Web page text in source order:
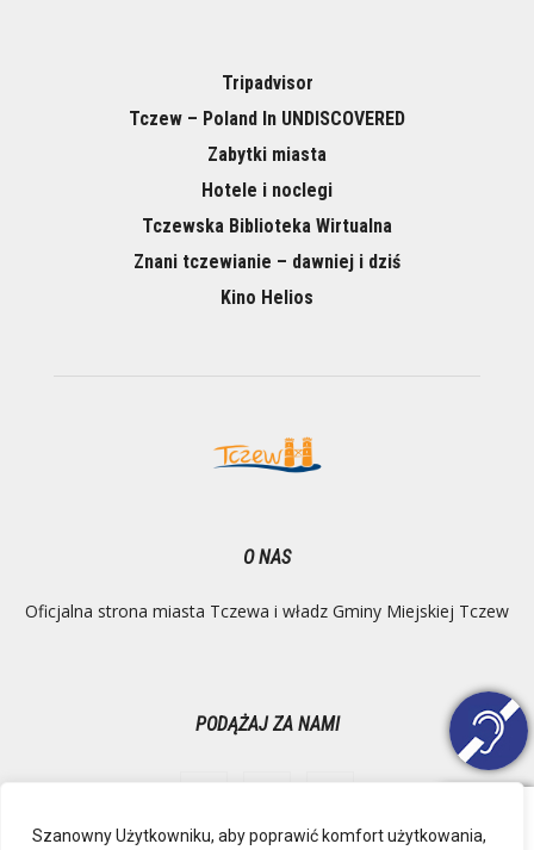
Szanowny Użytkowniku, aby poprawić komfort użytkowania,
Tripadvisor
Tczew – Poland In UNDISCOVERED
Zabytki miasta
Hotele i noclegi
Tczewska Biblioteka Wirtualna
Znani tczewianie – dawniej i dziś
Kino Helios
O NAS
Oficjalna strona miasta Tczewa i władz Gminy Miejskiej Tczew
PODĄŻAJ ZA NAMI